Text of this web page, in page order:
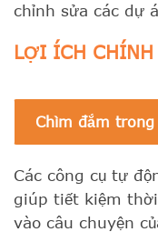
chỉnh sửa các dự
LỢI ÍCH CHÍNH
Chìm đắm
Các công cụ tự
giúp tiết kiệm
vào câu chuyện